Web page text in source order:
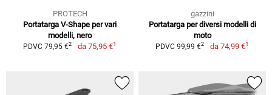
PROTECH
Portatarga V-Shape per vari
modelli, nero
PDVC 79,95 €2 da 75,95 €1
gazzini
Portatarga per diversi modelli di
moto
PDVC 99,99 €2 da 74,99 €1